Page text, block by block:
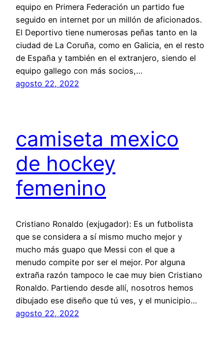
equipo en Primera Federación un partido fue
seguido en internet por un millón de aficionados.
El Deportivo tiene numerosas peñas tanto en la
ciudad de La Coruña, como en Galicia, en el resto
de España y también en el extranjero, siendo el
equipo gallego con más socios,…
agosto 22, 2022
camiseta mexico
de hockey
femenino
Cristiano Ronaldo (exjugador): Es un futbolista
que se considera a sí mismo mucho mejor y
mucho más guapo que Messi con el que a
menudo compite por ser el mejor. Por alguna
extraña razón tampoco le cae muy bien Cristiano
Ronaldo. Partiendo desde allí, nosotros hemos
dibujado ese diseño que tú ves, y el municipio…
agosto 22, 2022